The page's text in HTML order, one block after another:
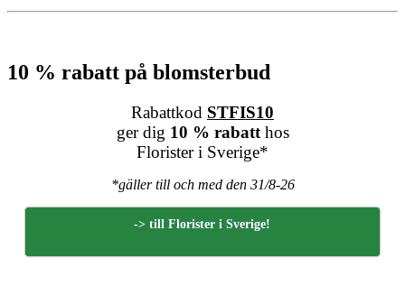
10 % rabatt på blomsterbud
Rabattkod STFIS10
ger dig 10 % rabatthos
Florister i Sverige*
*gäller till och med den 31/8-26
-> till Florister i Sverige!